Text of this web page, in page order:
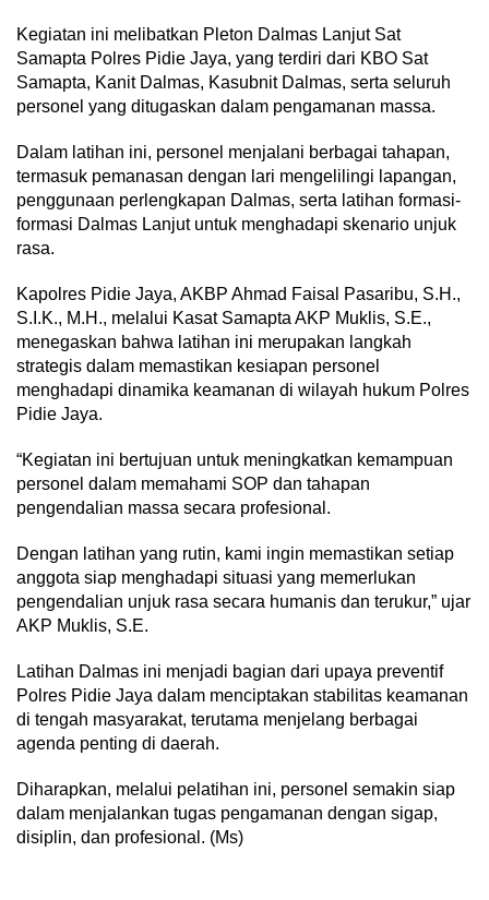
Kegiatan ini melibatkan Pleton Dalmas Lanjut Sat
Samapta Polres Pidie Jaya, yang terdiri dari KBO Sat
Samapta, Kanit Dalmas, Kasubnit Dalmas, serta seluruh
personel yang ditugaskan dalam pengamanan massa.
Dalam latihan ini, personel menjalani berbagai tahapan,
termasuk pemanasan dengan lari mengelilingi lapangan,
penggunaan perlengkapan Dalmas, serta latihan formasi-
formasi Dalmas Lanjut untuk menghadapi skenario unjuk
rasa.
Kapolres Pidie Jaya, AKBP Ahmad Faisal Pasaribu, S.H.,
S.I.K., M.H., melalui Kasat Samapta AKP Muklis, S.E.,
menegaskan bahwa latihan ini merupakan langkah
strategis dalam memastikan kesiapan personel
menghadapi dinamika keamanan di wilayah hukum Polres
Pidie Jaya.
“Kegiatan ini bertujuan untuk meningkatkan kemampuan
personel dalam memahami SOP dan tahapan
pengendalian massa secara profesional.
Dengan latihan yang rutin, kami ingin memastikan setiap
anggota siap menghadapi situasi yang memerlukan
pengendalian unjuk rasa secara humanis dan terukur,” ujar
AKP Muklis, S.E.
Latihan Dalmas ini menjadi bagian dari upaya preventif
Polres Pidie Jaya dalam menciptakan stabilitas keamanan
di tengah masyarakat, terutama menjelang berbagai
agenda penting di daerah.
Diharapkan, melalui pelatihan ini, personel semakin siap
dalam menjalankan tugas pengamanan dengan sigap,
disiplin, dan profesional. (Ms)